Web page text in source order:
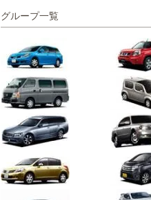
グループ一覧